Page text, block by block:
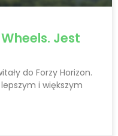
Jest
do Forzy Horizon.
i większym